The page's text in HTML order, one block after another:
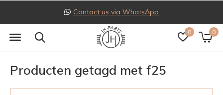
0 0
Contact us via WhatsApp
Producten getagd met f25